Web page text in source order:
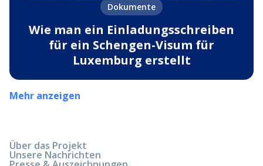
Dokumente
Wie man ein Einladungsschreiben
für ein Schengen-Visum für
Luxemburg erstellt
Mehr anzeigen
Über das Projekt
Unsere Nachrichten